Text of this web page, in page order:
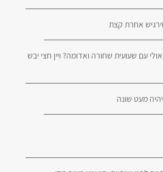
אחרת קצת
עם שעועית שחורה ואדומה? ויין חצי יבש
מעט שונה